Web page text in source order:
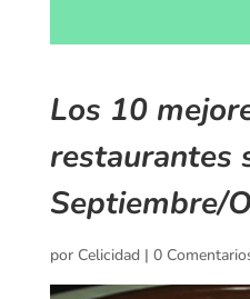
Los 10
restaurantes
Septiembre/
por Celicidad| 0